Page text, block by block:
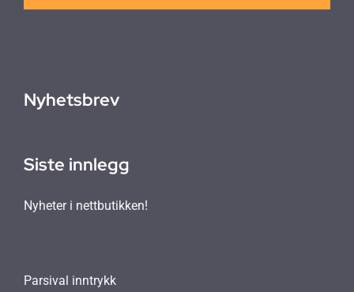
Nyhetsbrev
Siste innlegg
Nyheter i nettbutikken!
Parsival inntrykk